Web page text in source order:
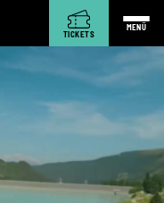
TICKETS
MENÜ